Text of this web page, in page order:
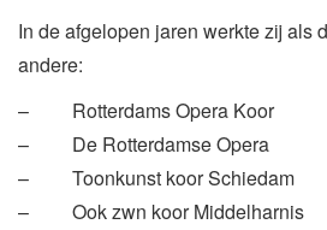
In de afgelopen jaren werkte zij als
andere:
– Rotterdams Opera Koor
– De Rotterdamse Opera
– Toonkunst koor Schiedam
– Ook zwn koor Middelharnis